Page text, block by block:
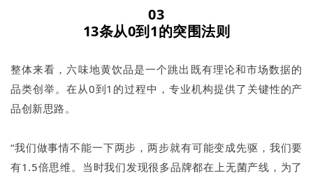
03
13条从0到1的突围法则
整体来看，六味地黄饮品是一个跳出既有理论和市场数据的
品类创举。在从0到1的过程中，专业机构提供了关键性的产
品创新思路。
“我们做事情不能一下两步，两步就有可能变成先驱，我们要
有1.5倍思维。当时我们发现很多品牌都在上无菌产线，为了